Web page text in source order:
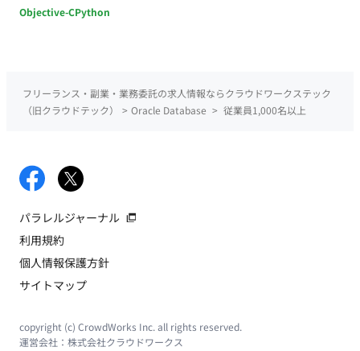
Objective-CPython
フリーランス・副業・業務委託の求人情報ならクラウドワークステック
（旧クラウドテック）
> Oracle Database > 従業員1,000名以上
パラレルジャーナル
利用規約
個人情報保護方針
サイトマップ
copyright (c) CrowdWorks Inc. all rights reserved.
運営会社： 株式会社クラウドワークス